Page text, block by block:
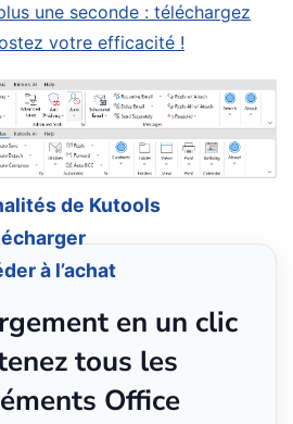
une seconde : téléchargez
votre efficacité !
de Kutools
à l’achat
en un clic
tous les
Office